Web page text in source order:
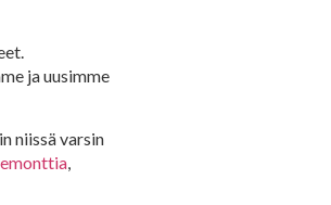
ja uusimme
niissä varsin
,